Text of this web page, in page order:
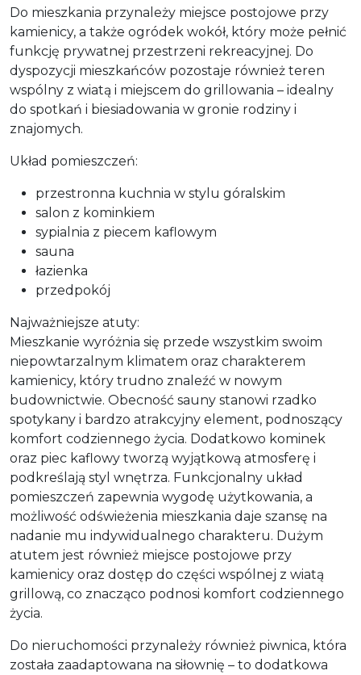
Do mieszkania przynależy miejsce postojowe przy
kamienicy, a także ogródek wokół, który może pełnić
funkcję prywatnej przestrzeni rekreacyjnej. Do
dyspozycji mieszkańców pozostaje również teren
wspólny z wiatą i miejscem do grillowania – idealny
do spotkań i biesiadowania w gronie rodziny i
znajomych.
Układ pomieszczeń:
przestronna kuchnia w stylu góralskim
salon z kominkiem
sypialnia z piecem kaflowym
sauna
łazienka
przedpokój
Najważniejsze atuty:
Mieszkanie wyróżnia się przede wszystkim swoim
niepowtarzalnym klimatem oraz charakterem
kamienicy, który trudno znaleźć w nowym
budownictwie. Obecność sauny stanowi rzadko
spotykany i bardzo atrakcyjny element, podnoszący
komfort codziennego życia. Dodatkowo kominek
oraz piec kaflowy tworzą wyjątkową atmosferę i
podkreślają styl wnętrza. Funkcjonalny układ
pomieszczeń zapewnia wygodę użytkowania, a
możliwość odświeżenia mieszkania daje szansę na
nadanie mu indywidualnego charakteru. Dużym
atutem jest również miejsce postojowe przy
kamienicy oraz dostęp do części wspólnej z wiatą
grillową, co znacząco podnosi komfort codziennego
życia.
Do nieruchomości przynależy również piwnica, która
została zaadaptowana na siłownię – to dodatkowa